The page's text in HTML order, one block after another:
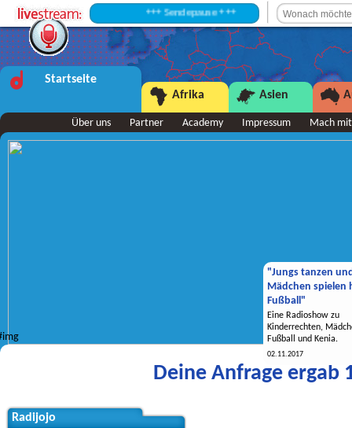
+++ Sendepause +++
Startseite
Afrika
Asien
Über uns Partner Academy Impressum Mach mit
"Jungs tanzen
Mädchen spielen
Fußball"
Eine Radioshow zu
Kinderrechten,
Fußball und Kenia.
02.11.2017
Deine Anfrage ergab
Radijojo